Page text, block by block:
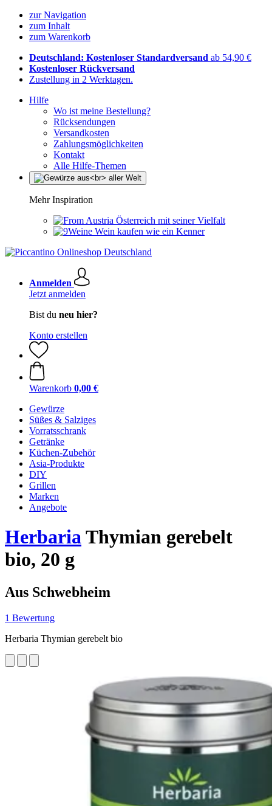
zur Navigation
zum Inhalt
zum Warenkorb
Deutschland: Kostenloser Standardversand ab 54,90 €
Kostenloser Rückversand
Zustellung in 2 Werktagen.
Hilfe
Wo ist meine Bestellung?
Rücksendungen
Versandkosten
Zahlungsmöglichkeiten
Kontakt
Alle Hilfe-Themen
Mehr Inspiration
Österreich mit seiner Vielfalt
Wein kaufen wie ein Kenner
Anmelden
Jetzt anmelden
Bist du neu hier?
Konto erstellen
Warenkorb 0,00 €
Gewürze
Süßes & Salziges
Vorratsschrank
Getränke
Küchen-Zubehör
Asia-Produkte
DIY
Grillen
Marken
Angebote
HerbariaThymian gerebelt
bio, 20 g
Aus Schwebheim
1 Bewertung
Herbaria Thymian gerebelt bio